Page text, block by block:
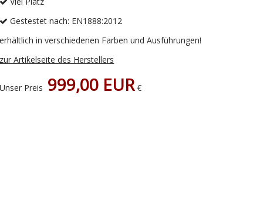
Gestestet nach: EN1888:2012
erhältlich in verschiedenen Farben und Ausführungen!
zur Artikelseite des Herstellers
Unser Preis 999,00 EUR€